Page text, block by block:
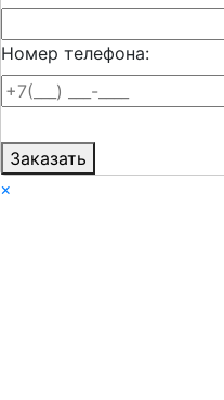
Номер телефона:
Заказать
×